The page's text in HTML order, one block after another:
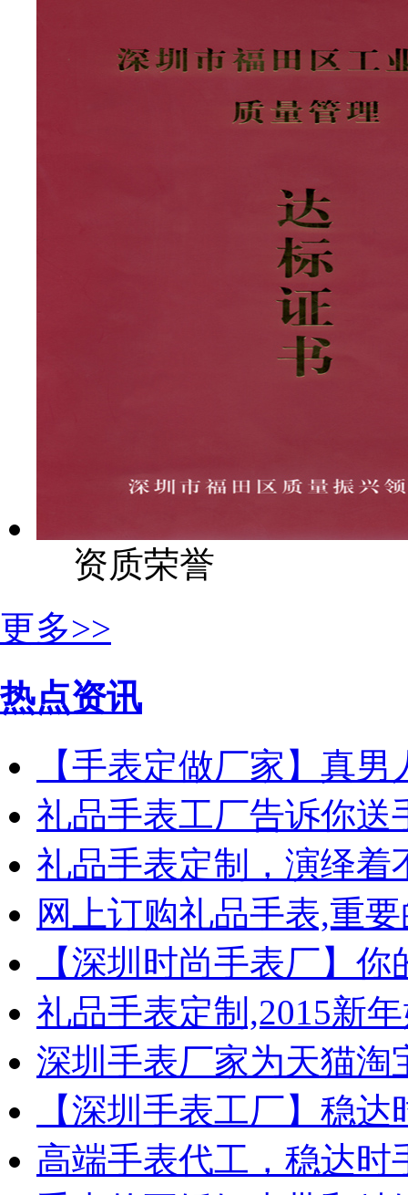
资质荣誉
更多>>
热点资讯
【手表定做厂家】真
礼品手表工厂告诉你送
礼品手表定制，演绎着
网上订购礼品手表,重
【深圳时尚手表厂】
礼品手表定制,2015新
深圳手表厂家为天猫淘
【深圳手表工厂】稳
高端手表代工，稳达时